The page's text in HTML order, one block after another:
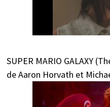
SUPER MARIO GALAXY
de Aaron Horvath et